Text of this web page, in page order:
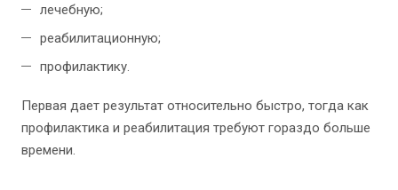
лечебную;
реабилитационную;
профилактику.
Первая дает результат относительно быстро, тогда как
профилактика и реабилитация требуют гораздо больше
времени.